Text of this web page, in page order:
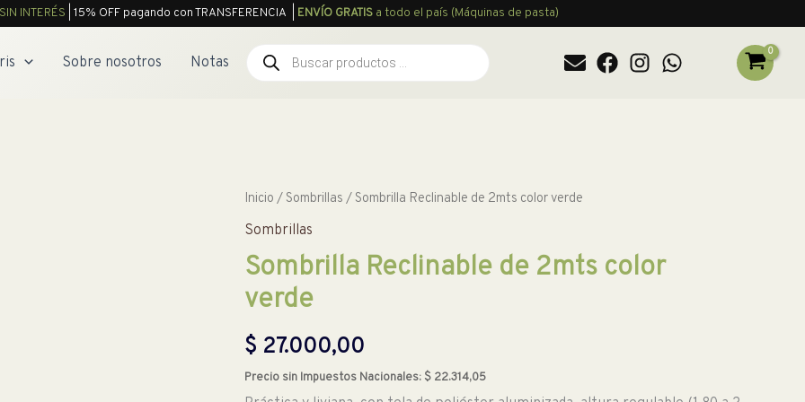
INTERÉS | 15% OFF pagando con TRANSFERENCIA | ENVÍO GRATISa todo el país (Máquinas de pasta)
Sobre nosotros Notas
Búsqueda
de
Inicio / Sombrillas / Sombrilla Reclinable de 2mts color verde
Sombrillas
Sombrilla Reclinable de 2mts color
verde
$ 27.000,00
Precio sin Impuestos Nacionales: $ 22.314,05